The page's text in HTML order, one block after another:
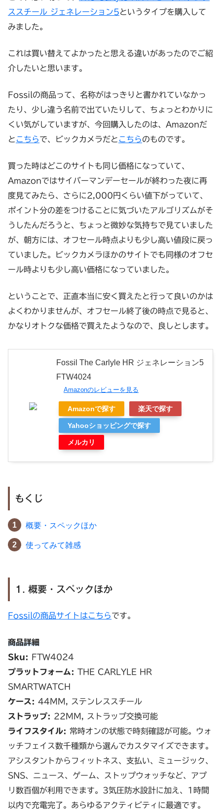
ススチール ジェネレーション5というタイプを購入して
みました。
これは買い替えてよかったと思える違いがあったのでご紹
介したいと思います。
Fossilの商品って、名称がはっきりと書かれていなかっ
たり、少し違う名前で出ていたりして、ちょっとわかりに
くい気がしていますが、今回購入したのは、Amazonだ
と こちらで、ビックカメラだと こちらのものです。
買った時はどこのサイトも同じ価格になっていて、
Amazonではサイバーマンデーセールが終わった夜に再
度見てみたら、さらに2,000円くらい値下がっていて、
ポイント分の差をつけることに気づいたアルゴリズムがそ
うしたんだろうと、ちょっと微妙な気持ちで見ていました
が、朝方には、オフセール時点よりも少し高い値段に戻っ
ていました。ビックカメラほかのサイトでも同様のオフセ
ール時よりも少し高い価格になっていました。
ということで、正直本当に安く買えたと行って良いのかは
よくわかりませんが、オフセール終了後の時点で見ると、
かなりオトクな価格で買えたようなので、良しとします。
Fossil The Carlyle HR ジェネレーション5
FTW4024
Amazonのレビューを見る
Amazonで探す 楽天で探す
Yahooショッピングで探す
メルカリ
もくじ
概要・スペックほか
使ってみて雑感
1. 概要・スペックほか
Fossilの商品サイトはこちらです。
商品詳細
Sku:
FTW4024
プラットフォーム: THE CARLYLE HR
SMARTWATCH
ケース: 44MM, ステンレススチール
ストラップ: 22MM, ストラップ交換可能
ライフスタイル: 常時オンの状態で時刻確認が可能。ウォ
ッチフェイス数千種類から選んでカスタマイズできます。
アシスタントからフィットネス、支払い、ミュージック、
SNS、ニュース、ゲーム、ストップウォッチなど、アプ
リ数百個が利用できます。3気圧防水設計に加え、1時間
以内で充電完了。あらゆるアクティビティに最適です。